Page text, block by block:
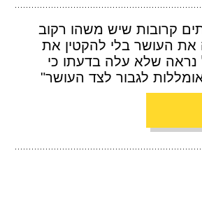
קרובות שיש משהו רקוב
העושר בלי להקטין את
נראה שלא עלה בדעתו כי
לגבור לצד העושר"